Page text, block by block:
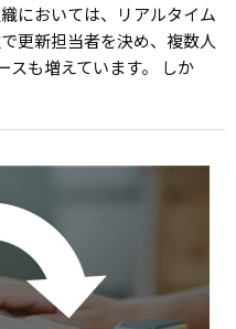
においては、リアルタイム
更新担当者を決め、複数人
スも増えています。 しか